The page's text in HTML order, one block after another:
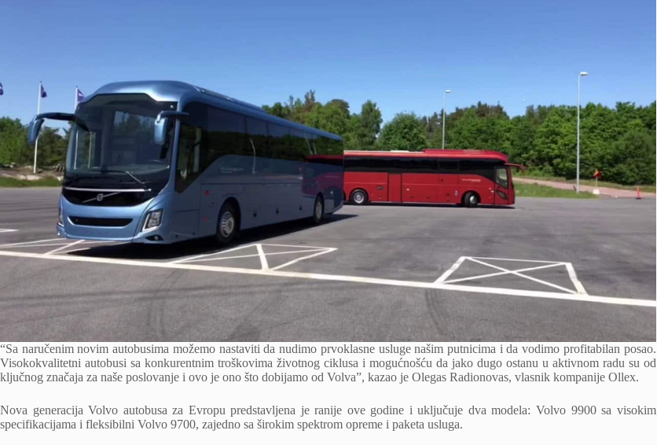
“Sa naručenim novim autobusima možemo nastaviti da nudimo prvoklasne usluge našim putnicima i da vodimo profitabilan posao.
Visokokvalitetni autobusi sa konkurentnim troškovima životnog ciklusa i mogućnošću da jako dugo ostanu u aktivnom radu su od
ključnog značaja za naše poslovanje i ovo je ono što dobijamo od Volva”, kazao je Olegas Radionovas, vlasnik kompanije Ollex.
Nova generacija Volvo autobusa za Evropu predstavljena je ranije ove godine i uključuje dva modela: Volvo 9900 sa visokim
specifikacijama i fleksibilni Volvo 9700, zajedno sa širokim spektrom opreme i paketa usluga.